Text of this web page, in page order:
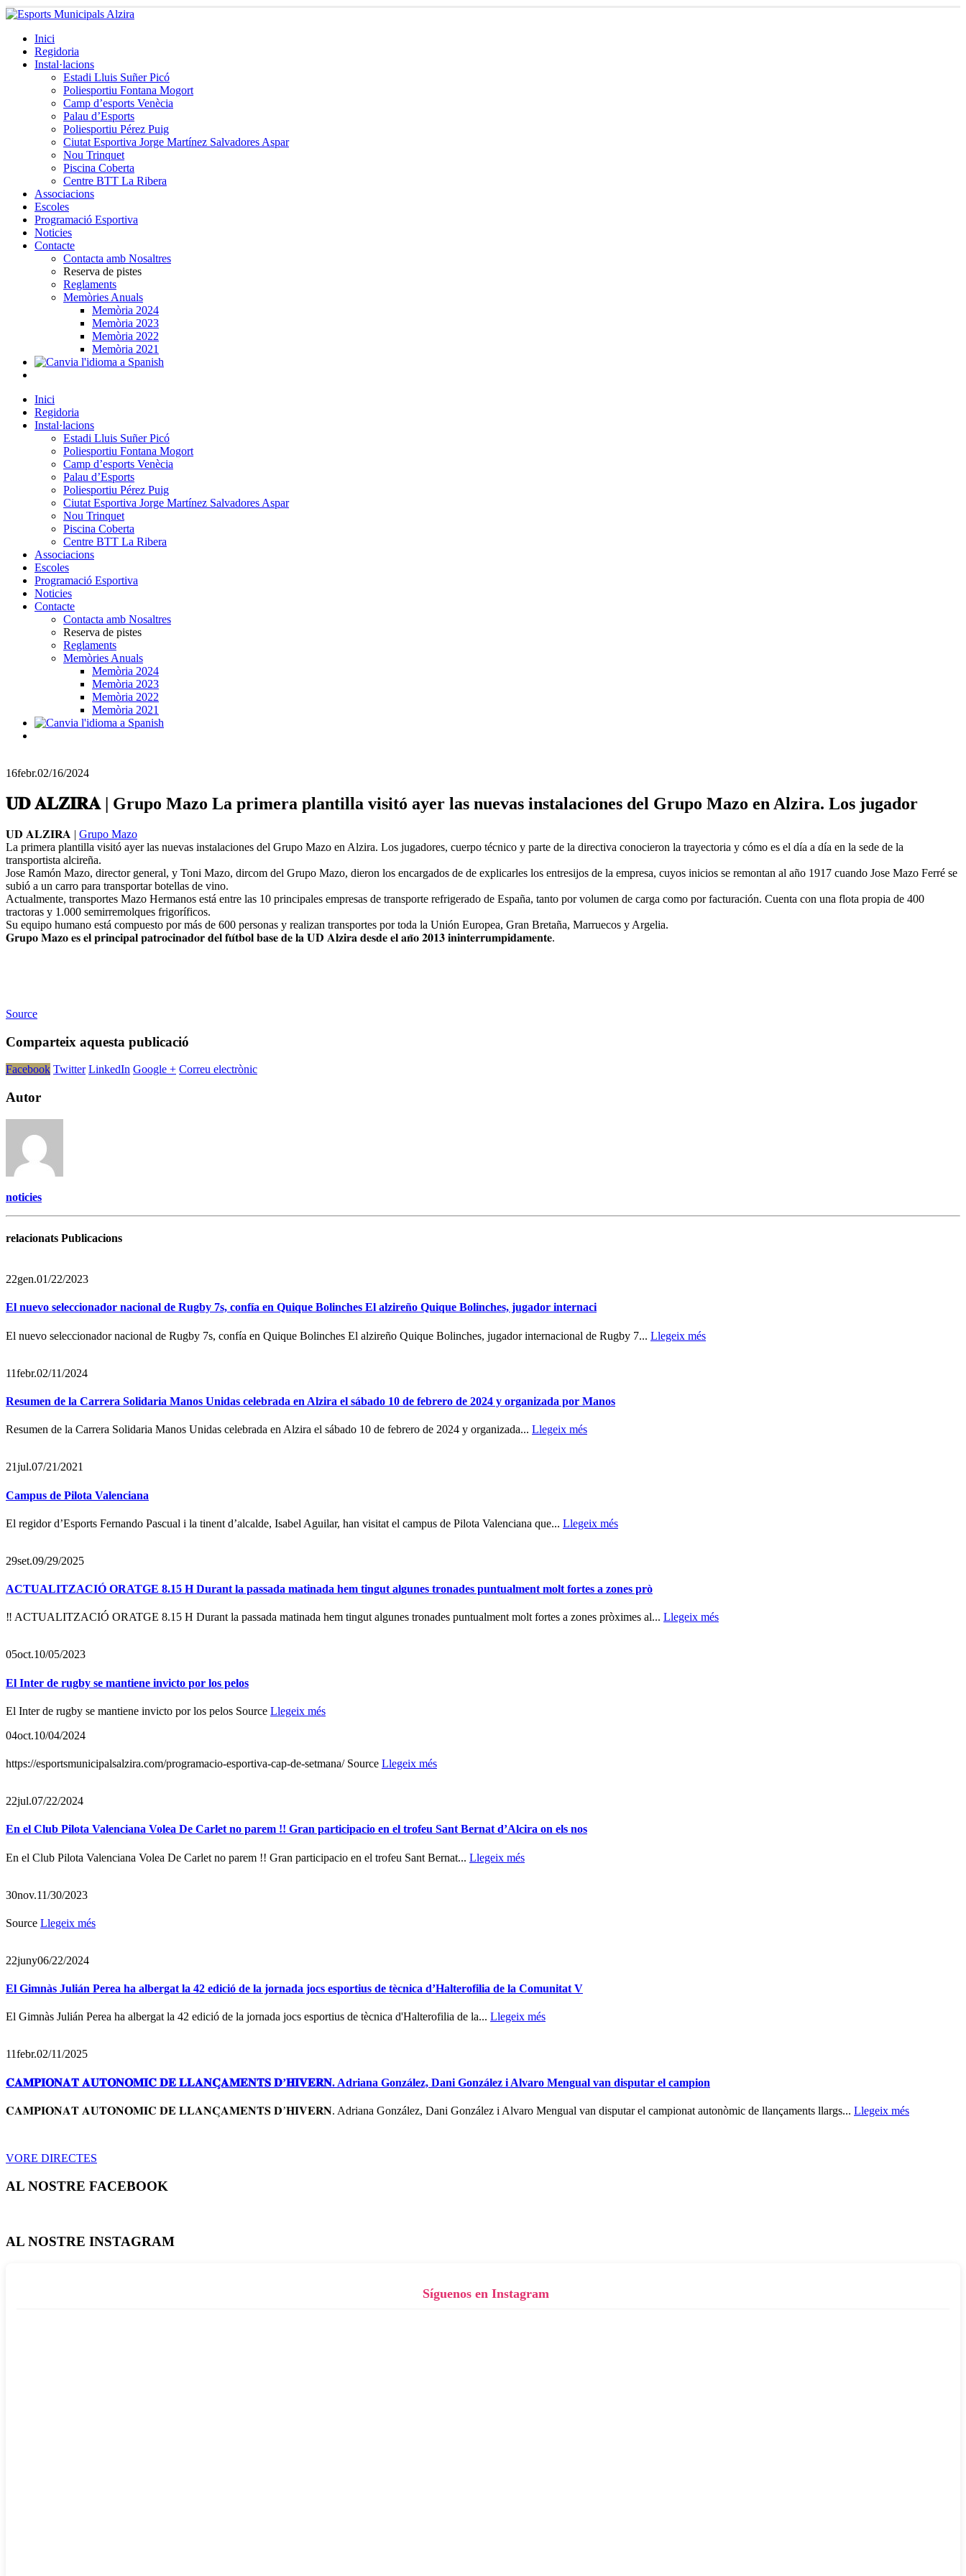
Inici
Regidoria
Instal·lacions
Estadi Lluis Suñer Picó
Poliesportiu Fontana Mogort
Camp d’esports Venècia
Palau d’Esports
Poliesportiu Pérez Puig
Ciutat Esportiva Jorge Martínez Salvadores Aspar
Nou Trinquet
Piscina Coberta
Centre BTT La Ribera
Associacions
Escoles
Programació Esportiva
Noticies
Contacte
Contacta amb Nosaltres
Reserva de pistes
Reglaments
Memòries Anuals
Memòria 2024
Memòria 2023
Memòria 2022
Memòria 2021
Inici
Regidoria
Instal·lacions
Estadi Lluis Suñer Picó
Poliesportiu Fontana Mogort
Camp d’esports Venècia
Palau d’Esports
Poliesportiu Pérez Puig
Ciutat Esportiva Jorge Martínez Salvadores Aspar
Nou Trinquet
Piscina Coberta
Centre BTT La Ribera
Associacions
Escoles
Programació Esportiva
Noticies
Contacte
Contacta amb Nosaltres
Reserva de pistes
Reglaments
Memòries Anuals
Memòria 2024
Memòria 2023
Memòria 2022
Memòria 2021
16febr.02/16/2024
𝐔𝐃 𝐀𝐋𝐙𝐈𝐑𝐀 | Grupo Mazo La primera plantilla visitó ayer las nuevas instalaciones del Grupo Mazo en Alzira. Los jugador
𝐔𝐃 𝐀𝐋𝐙𝐈𝐑𝐀 | Grupo Mazo
La primera plantilla visitó ayer las nuevas instalaciones del Grupo Mazo en Alzira. Los jugadores, cuerpo técnico y parte de la directiva conocieron la trayectoria y cómo es el día a día en la sede de la
transportista alcireña.
Jose Ramón Mazo, director general, y Toni Mazo, dircom del Grupo Mazo, dieron los encargados de de explicarles los entresijos de la empresa, cuyos inicios se remontan al año 1917 cuando Jose Mazo Ferré se
subió a un carro para transportar botellas de vino.
Actualmente, transportes Mazo Hermanos está entre las 10 principales empresas de transporte refrigerado de España, tanto por volumen de carga como por facturación. Cuenta con una flota propia de 400
tractoras y 1.000 semirremolques frigoríficos.
Su equipo humano está compuesto por más de 600 personas y realizan transportes por toda la Unión Europea, Gran Bretaña, Marruecos y Argelia.
𝐆𝐫𝐮𝐩𝐨 𝐌𝐚𝐳𝐨 𝐞𝐬 𝐞𝐥 𝐩𝐫𝐢𝐧𝐜𝐢𝐩𝐚𝐥 𝐩𝐚𝐭𝐫𝐨𝐜𝐢𝐧𝐚𝐝𝐨𝐫 𝐝𝐞𝐥 𝐟𝐮́𝐭𝐛𝐨𝐥 𝐛𝐚𝐬𝐞 𝐝𝐞 𝐥𝐚 𝐔𝐃 𝐀𝐥𝐳𝐢𝐫𝐚 𝐝𝐞𝐬𝐝𝐞 𝐞𝐥 𝐚𝐧̃𝐨 𝟐𝟎𝟏𝟑 𝐢𝐧𝐢𝐧𝐭𝐞𝐫𝐫𝐮𝐦𝐩𝐢𝐝𝐚𝐦𝐞𝐧𝐭𝐞.
Source
Comparteix aquesta publicació
Facebook Twitter LinkedIn Google + Correu electrònic
Autor
noticies
relacionats Publicacions
22gen.01/22/2023
El nuevo seleccionador nacional de Rugby 7s, confía en Quique Bolinches El alzireño Quique Bolinches, jugador internaci
El nuevo seleccionador nacional de Rugby 7s, confía en Quique Bolinches El alzireño Quique Bolinches, jugador internacional de Rugby 7... Llegeix més
11febr.02/11/2024
Resumen de la Carrera Solidaria Manos Unidas celebrada en Alzira el sábado 10 de febrero de 2024 y organizada por Manos
Resumen de la Carrera Solidaria Manos Unidas celebrada en Alzira el sábado 10 de febrero de 2024 y organizada... Llegeix més
21jul.07/21/2021
Campus de Pilota Valenciana
El regidor d’Esports Fernando Pascual i la tinent d’alcalde, Isabel Aguilar, han visitat el campus de Pilota Valenciana que... Llegeix més
29set.09/29/2025
ACTUALITZACIÓ ORATGE 8.15 H Durant la passada matinada hem tingut algunes tronades puntualment molt fortes a zones prò
‼ ACTUALITZACIÓ ORATGE 8.15 H Durant la passada matinada hem tingut algunes tronades puntualment molt fortes a zones pròximes al... Llegeix més
05oct.10/05/2023
El Inter de rugby se mantiene invicto por los pelos
El Inter de rugby se mantiene invicto por los pelos Source Llegeix més
04oct.10/04/2024
https://esportsmunicipalsalzira.com/programacio-esportiva-cap-de-setmana/ Source Llegeix més
22jul.07/22/2024
En el Club Pilota Valenciana Volea De Carlet no parem !! Gran participacio en el trofeu Sant Bernat d’Alcira on els nos
En el Club Pilota Valenciana Volea De Carlet no parem !! Gran participacio en el trofeu Sant Bernat... Llegeix més
30nov.11/30/2023
Source Llegeix més
22juny06/22/2024
El Gimnàs Julián Perea ha albergat la 42 edició de la jornada jocs esportius de tècnica d’Halterofilia de la Comunitat V
El Gimnàs Julián Perea ha albergat la 42 edició de la jornada jocs esportius de tècnica d'Halterofilia de la... Llegeix més
11febr.02/11/2025
𝐂𝐀𝐌𝐏𝐈𝐎𝐍𝐀𝐓 𝐀𝐔𝐓𝐎𝐍𝐎̀𝐌𝐈𝐂 𝐃𝐄 𝐋𝐋𝐀𝐍𝐂̧𝐀𝐌𝐄𝐍𝐓𝐒 𝐃’𝐇𝐈𝐕𝐄𝐑𝐍. Adriana González, Dani González i Alvaro Mengual van disputar el campion
𝐂𝐀𝐌𝐏𝐈𝐎𝐍𝐀𝐓 𝐀𝐔𝐓𝐎𝐍𝐎̀𝐌𝐈𝐂 𝐃𝐄 𝐋𝐋𝐀𝐍𝐂̧𝐀𝐌𝐄𝐍𝐓𝐒 𝐃’𝐇𝐈𝐕𝐄𝐑𝐍. Adriana González, Dani González i Alvaro Mengual van disputar el campionat autonòmic de llançaments llargs... Llegeix més
VORE DIRECTES
AL NOSTRE FACEBOOK
AL NOSTRE INSTAGRAM
Síguenos en Instagram